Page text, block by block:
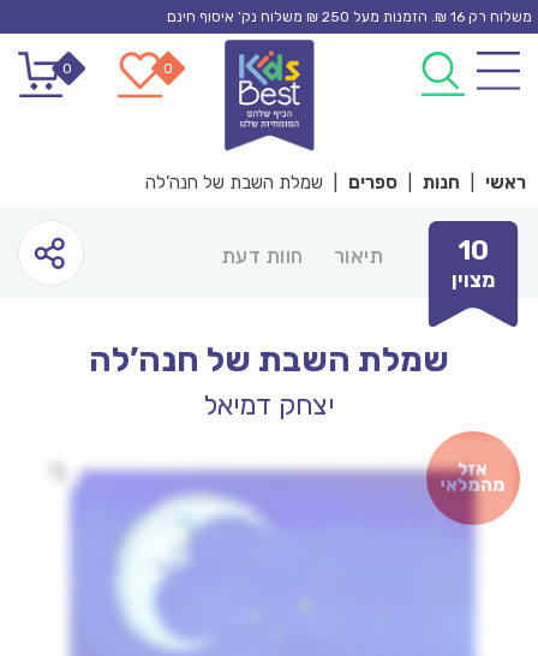
Skip
content
משלוח רק 16 ₪. הזמנות מעל 250 ₪ משלוח נק’ איסוף חינם
0
0
ראשי חנות ספרים שמלת השבת של חנה’לה
10
מצוין
תיאור חוות דעת
שמלת השבת של חנה’לה
יצחק דמיאל